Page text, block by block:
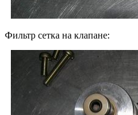
Фильтр сетка на клапане: